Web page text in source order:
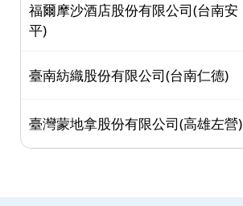
福爾摩沙酒店股份有限公司(台南安
平)
臺南紡織股份有限公司(台南仁德)
臺灣蒙地拿股份有限公司(高雄左營)